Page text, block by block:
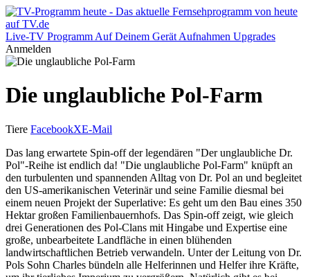
Live-TV Programm Auf Deinem Gerät Aufnahmen Upgrades
Anmelden
Die unglaubliche Pol-Farm
Tiere FacebookXE-Mail
Das lang erwartete Spin-off der legendären "Der unglaubliche Dr.
Pol"-Reihe ist endlich da! "Die unglaubliche Pol-Farm" knüpft an
den turbulenten und spannenden Alltag von Dr. Pol an und begleitet
den US-amerikanischen Veterinär und seine Familie diesmal bei
einem neuen Projekt der Superlative: Es geht um den Bau eines 350
Hektar großen Familienbauernhofs. Das Spin-off zeigt, wie gleich
drei Generationen des Pol-Clans mit Hingabe und Expertise eine
große, unbearbeitete Landfläche in einen blühenden
landwirtschaftlichen Betrieb verwandeln. Unter der Leitung von Dr.
Pols Sohn Charles bündeln alle Helferinnen und Helfer ihre Kräfte,